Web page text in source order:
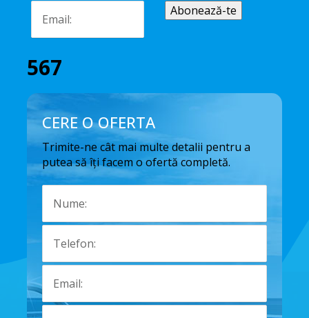
567
CERE O OFERTA
Trimite-ne cât mai multe detalii pentru a
putea să îți facem o ofertă completă.